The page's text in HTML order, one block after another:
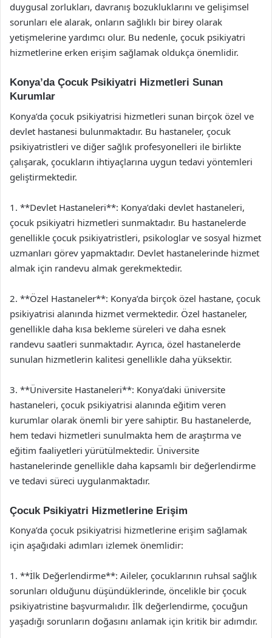
duygusal zorlukları, davranış bozukluklarını ve gelişimsel
sorunları ele alarak, onların sağlıklı bir birey olarak
yetişmelerine yardımcı olur. Bu nedenle, çocuk psikiyatri
hizmetlerine erken erişim sağlamak oldukça önemlidir.
Konya’da Çocuk Psikiyatri Hizmetleri Sunan
Kurumlar
Konya’da çocuk psikiyatrisi hizmetleri sunan birçok özel ve
devlet hastanesi bulunmaktadır. Bu hastaneler, çocuk
psikiyatristleri ve diğer sağlık profesyonelleri ile birlikte
çalışarak, çocukların ihtiyaçlarına uygun tedavi yöntemleri
geliştirmektedir.
1. **Devlet Hastaneleri**: Konya’daki devlet hastaneleri,
çocuk psikiyatri hizmetleri sunmaktadır. Bu hastanelerde
genellikle çocuk psikiyatristleri, psikologlar ve sosyal hizmet
uzmanları görev yapmaktadır. Devlet hastanelerinde hizmet
almak için randevu almak gerekmektedir.
2. **Özel Hastaneler**: Konya’da birçok özel hastane, çocuk
psikiyatrisi alanında hizmet vermektedir. Özel hastaneler,
genellikle daha kısa bekleme süreleri ve daha esnek
randevu saatleri sunmaktadır. Ayrıca, özel hastanelerde
sunulan hizmetlerin kalitesi genellikle daha yüksektir.
3. **Üniversite Hastaneleri**: Konya’daki üniversite
hastaneleri, çocuk psikiyatrisi alanında eğitim veren
kurumlar olarak önemli bir yere sahiptir. Bu hastanelerde,
hem tedavi hizmetleri sunulmakta hem de araştırma ve
eğitim faaliyetleri yürütülmektedir. Üniversite
hastanelerinde genellikle daha kapsamlı bir değerlendirme
ve tedavi süreci uygulanmaktadır.
Çocuk Psikiyatri Hizmetlerine Erişim
Konya’da çocuk psikiyatrisi hizmetlerine erişim sağlamak
için aşağıdaki adımları izlemek önemlidir:
1. **İlk Değerlendirme**: Aileler, çocuklarının ruhsal sağlık
sorunları olduğunu düşündüklerinde, öncelikle bir çocuk
psikiyatristine başvurmalıdır. İlk değerlendirme, çocuğun
yaşadığı sorunların doğasını anlamak için kritik bir adımdır.